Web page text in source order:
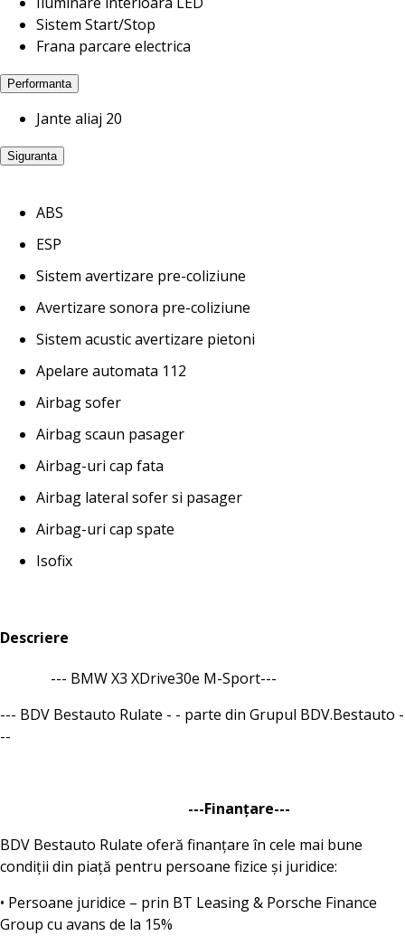
Sistem Start/Stop
Frana parcare electrica
Performanta
Jante aliaj 20
Siguranta
ABS
ESP
Sistem avertizare pre-coliziune
Avertizare sonora pre-coliziune
Sistem acustic avertizare pietoni
Apelare automata 112
Airbag sofer
Airbag scaun pasager
Airbag-uri cap fata
Airbag lateral sofer si pasager
Airbag-uri cap spate
Isofix
Descriere
--- BMW X3 XDrive30e M-Sport---
--- BDV Bestauto Rulate - - parte din Grupul BDV.Bestauto -
--
---Finanțare---
BDV Bestauto Rulate oferă finanțare în cele mai bune
condiții din piață pentru persoane fizice și juridice:
• Persoane juridice – prin BT Leasing & Porsche Finance
Group cu avans de la 15%